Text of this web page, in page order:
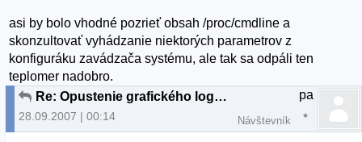
asi by bolo vhodné pozrieť obsah /proc/cmdline a
skonzultovať vyhádzanie niektorých parametrov z
konfiguráku zavádzača systému, ale tak sa odpáli ten
teplomer nadobro.
Re: Opustenie grafického loga pri bootovaní?
28.09.2007 | 00:14
pa
Návštevník